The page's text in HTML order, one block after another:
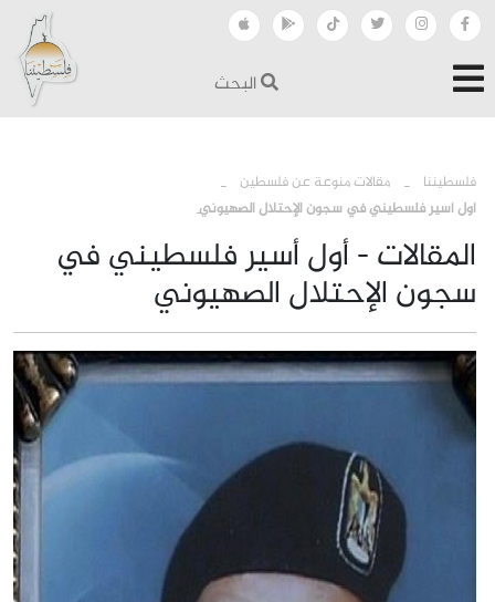
البحث
فلسطيننا مقالات منوعة عن فلسطين
أول أسير فلسطيني في سجون الإحتلال الصهيوني
المقالات - أول أسير فلسطيني في
سجون الإحتلال الصهيوني